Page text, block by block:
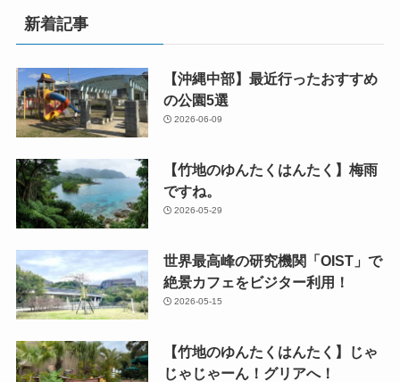
新着記事
【沖縄中部】最近行ったおすすめ
の公園5選
2026-06-09
【竹地のゆんたくはんたく】梅雨
ですね。
2026-05-29
世界最高峰の研究機関「OIST」で
絶景カフェをビジター利用！
2026-05-15
【竹地のゆんたくはんたく】じゃ
じゃじゃーん！グリアへ！